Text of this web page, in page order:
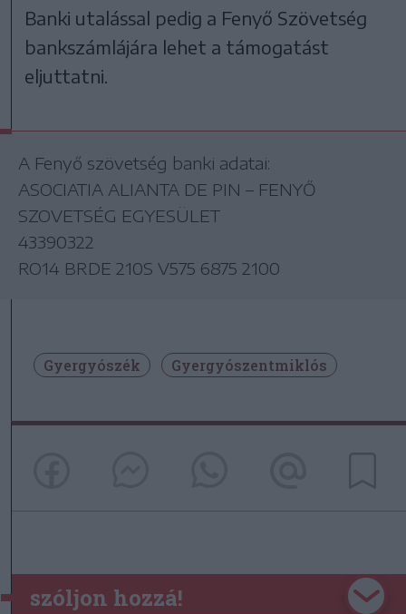
Banki utalással pedig a Fenyő Szövetség
bankszámlájára lehet a támogatást
eljuttatni.
A Fenyő szövetség banki adatai:
ASOCIATIA ALIANTA DE PIN – FENYŐ
SZOVETSÉG EGYESÜLET
43390322
RO14 BRDE 210S V575 6875 2100
Gyergyószék Gyergyószentmiklós
szóljon hozzá!